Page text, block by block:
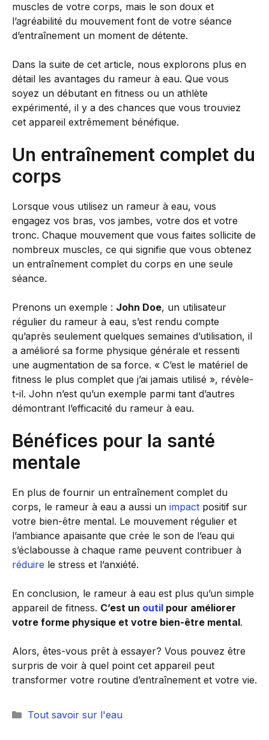
muscles de votre corps, mais le son doux et
l’agréabilité du mouvement font de votre séance
d’entraînement un moment de détente.
Dans la suite de cet article, nous explorons plus en
détail les avantages du rameur à eau. Que vous
soyez un débutant en fitness ou un athlète
expérimenté, il y a des chances que vous trouviez
cet appareil extrêmement bénéfique.
Un entraînement complet du
corps
Lorsque vous utilisez un rameur à eau, vous
engagez vos bras, vos jambes, votre dos et votre
tronc. Chaque mouvement que vous faites sollicite de
nombreux muscles, ce qui signifie que vous obtenez
un entraînement complet du corps en une seule
séance.
Prenons un exemple : John Doe, un utilisateur
régulier du rameur à eau, s’est rendu compte
qu’après seulement quelques semaines d’utilisation, il
a amélioré sa forme physique générale et ressenti
une augmentation de sa force. « C’est le matériel de
fitness le plus complet que j’ai jamais utilisé », révèle-
t-il. John n’est qu’un exemple parmi tant d’autres
démontrant l’efficacité du rameur à eau.
Bénéfices pour la santé
mentale
En plus de fournir un entraînement complet du
corps, le rameur à eau a aussi un impact positif sur
votre bien-être mental. Le mouvement régulier et
l’ambiance apaisante que crée le son de l’eau qui
s’éclabousse à chaque rame peuvent contribuer à
réduire le stress et l’anxiété.
En conclusion, le rameur à eau est plus qu’un simple
appareil de fitness. C’est un outil pour améliorer
votre forme physique et votre bien-être mental.
Alors, êtes-vous prêt à essayer? Vous pouvez être
surpris de voir à quel point cet appareil peut
transformer votre routine d’entraînement et votre vie.
Catégories
Tout savoir sur l'eau